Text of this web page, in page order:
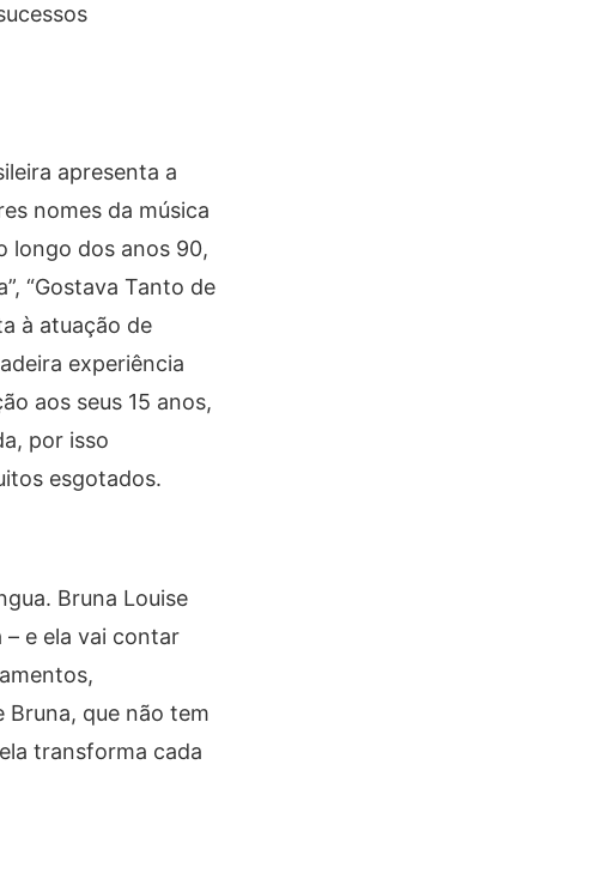
apresenta a
nomes da música
longo dos anos 90,
“Gostava Tanto de
à atuação de
experiência
aos seus 15 anos,
por isso
esgotados.
Bruna Louise
– e ela vai contar
Bruna, que não tem
transforma cada